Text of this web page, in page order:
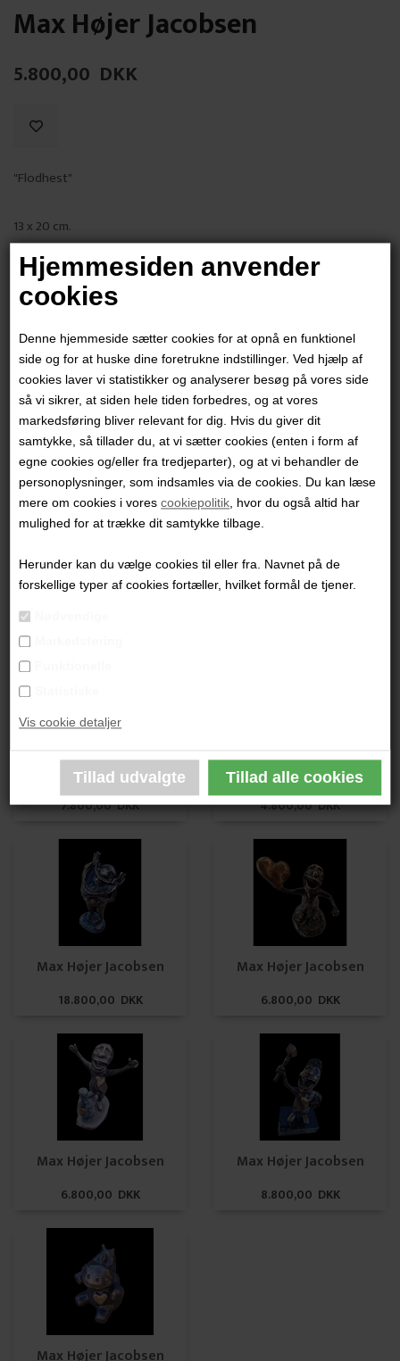
Hjemmesiden anvender
cookies
Denne hjemmeside sætter cookies for at opnå en funktionel
side og for at huske dine foretrukne indstillinger. Ved hjælp af
cookies laver vi statistikker og analyserer besøg på vores side
så vi sikrer, at siden hele tiden forbedres, og at vores
markedsføring bliver relevant for dig. Hvis du giver dit
samtykke, så tillader du, at vi sætter cookies (enten i form af
egne cookies og/eller fra tredjeparter), og at vi behandler de
personoplysninger, som indsamles via de cookies. Du kan læse
mere om cookies i vorescookiepolitik , hvor du også altid har
mulighed for at trække dit samtykke tilbage.
Herunder kan du vælge cookies til eller fra. Navnet på de
forskellige typer af cookies fortæller, hvilket formål de tjener.
Vis cookie detaljer
Max Højer Jacobsen
5.800,00 DKK
"Flodhest"
13 x 20 cm.
Bronzeskulptur
Unika
PRODUKTINFORMATION
Andre værker af kunstneren:
Max Højer Jacobsen Max Højer Jacobsen
Max Højer Jacobsen
7.800,00 DKK
Max Højer Jacobsen
4.800,00 DKK
Max Højer Jacobsen
18.800,00 DKK
Max Højer Jacobsen
6.800,00 DKK
Max Højer Jacobsen
6.800,00 DKK
Max Højer Jacobsen
8.800,00 DKK
Max Højer Jacobsen